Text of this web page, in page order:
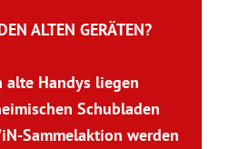
ALTEN GERÄTEN?
Handys liegen
Schubladen
Sammelaktion werden